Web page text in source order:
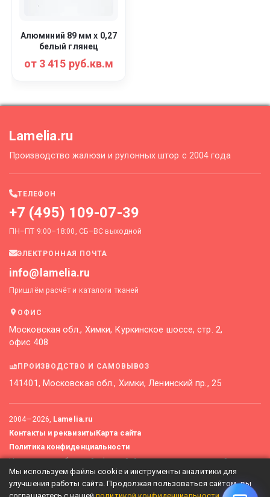
Алюминий 89 мм х 0,27
белый глянец
от 3 415 руб.кв.м
Lamelia.ru
Производство жалюзи и рулонных штор с 2004 года
ТЕЛЕФОН
+7 (495) 109-07-39
ПН–ПТ 9:00–18:00, СБ–ВС выходной
ЭЛЕКТРОННАЯ ПОЧТА
info@lamelia.ru
Пришлём расчёт и каталоги тканей
ОФИС
Московская обл., Химки, Куркинское шоссе, стр. 2,
офис 408
ПРОИЗВОДСТВО И САМОВЫВОЗ
141401, Московская обл., Химки, Ленинский пр., 25
2004—2026 Lamelia.ru
Контакты и реквизитыКарта сайта
Политика конфиденциальности
Не является публичной офертой. Актуальные цены уточняйте
у менеджеров.
Мы используем файлы cookie и инструменты аналитики для
улучшения работы сайта. Продолжая пользоваться сайтом, вы